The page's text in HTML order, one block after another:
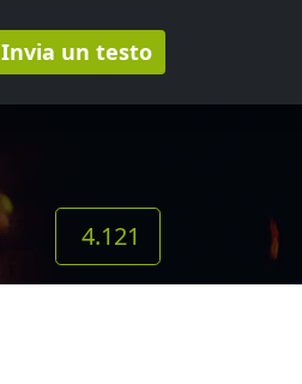
Invia un testo
4.121